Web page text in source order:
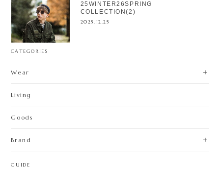
25WINTER26SPRING
COLLECTION(2)
2025.12.25
CATEGORIES
Wear
Living
Goods
Brand
GUIDE